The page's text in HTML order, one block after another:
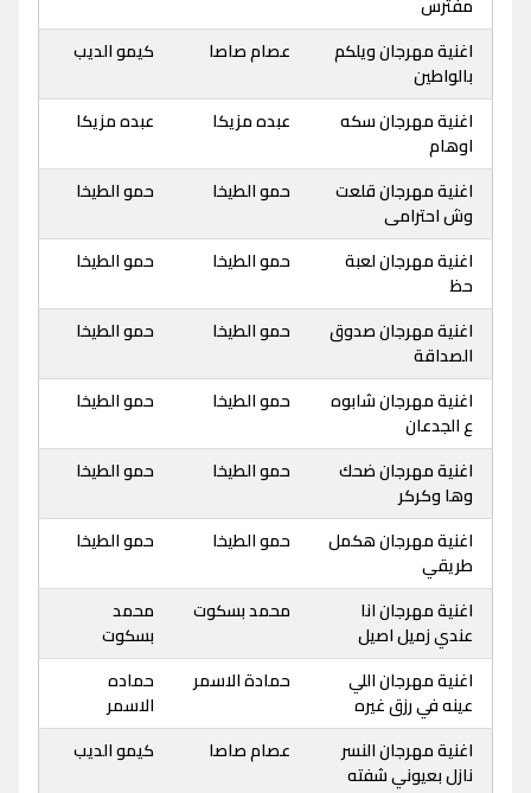
مفترس
اغنية مهرجان ويلكم
بالواطين
عصام صاصا كيمو الديب
اغنية مهرجان سكه
اوهام
عبده مزيكا عبده مزيكا
اغنية مهرجان قلعت
وش احترامى
حمو الطيخا حمو الطيخا
اغنية مهرجان لعبة
حظ
حمو الطيخا حمو الطيخا
اغنية مهرجان صدوق
الصداقة
حمو الطيخا حمو الطيخا
اغنية مهرجان شابوه
ع الجدعان
حمو الطيخا حمو الطيخا
اغنية مهرجان ضحك
وها وكركر
حمو الطيخا حمو الطيخا
اغنية مهرجان هكمل
طريقي
حمو الطيخا حمو الطيخا
اغنية مهرجان انا
عندي زميل اصيل
محمد بسكوت
محمد
بسكوت
اغنية مهرجان اللي
عينه في رزق غيره
حمادة الاسمر
حماده
الاسمر
اغنية مهرجان النسر
نازل بعيوني شفته
عصام صاصا كيمو الديب